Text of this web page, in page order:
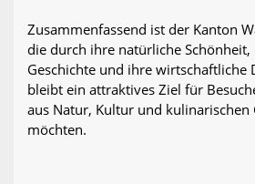
Zusammenfassend ist der Kanton
die durch ihre natürliche Schönheit,
Geschichte und ihre wirtschaftliche
bleibt ein attraktives Ziel für
aus Natur, Kultur und kulinarischen
möchten.